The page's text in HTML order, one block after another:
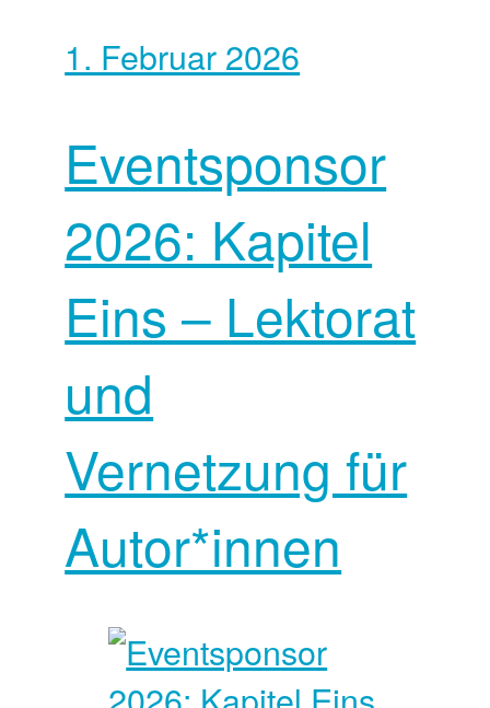
1. Februar 2026
Eventsponsor
2026: Kapitel
Eins – Lektorat
und
Vernetzung für
Autor*innen